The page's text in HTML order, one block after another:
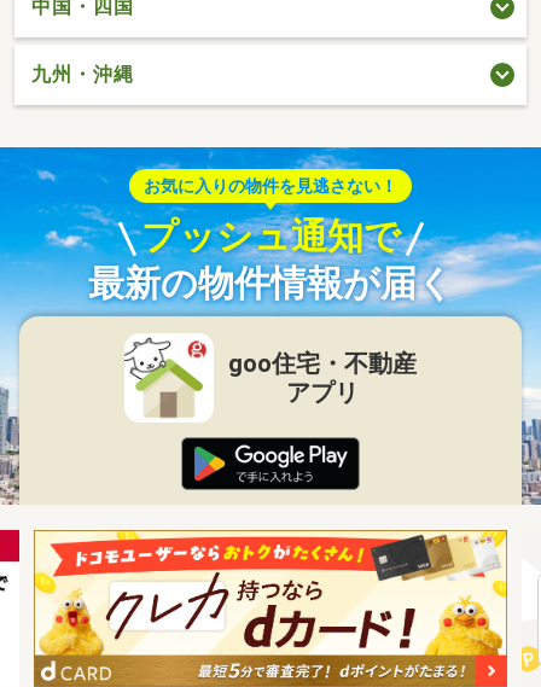
中国・四国
九州・沖縄
お気に入りの物件を見逃さない！
プッシュ通知で
最新の物件情報が届く
goo住宅・不動産
アプリ